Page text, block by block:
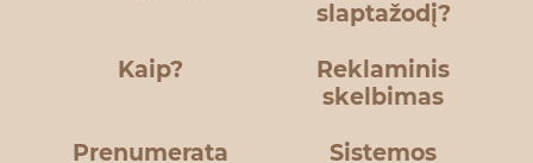
slaptažodį?
Kaip?
Reklaminis
skelbimas
Prenumerata
Sistemos